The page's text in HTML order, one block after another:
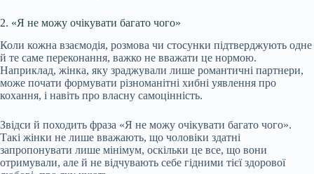
2. «Я не можу очікувати багато чого»
Коли кожна взаємодія, розмова чи стосунки підтверджують одне
й те саме переконання, важко не вважати це нормою.
Наприклад, жінка, яку зраджували лише романтичні партнери,
може почати формувати різноманітні хибні уявлення про
кохання, і навіть про власну самоцінність.
Звідси й походить фраза «Я не можу очікувати багато чого».
Такі жінки не лише вважають, що чоловіки здатні
запропонувати лише мінімум, оскільки це все, що вони
отримували, але й не відчувають себе гідними тієї здорової